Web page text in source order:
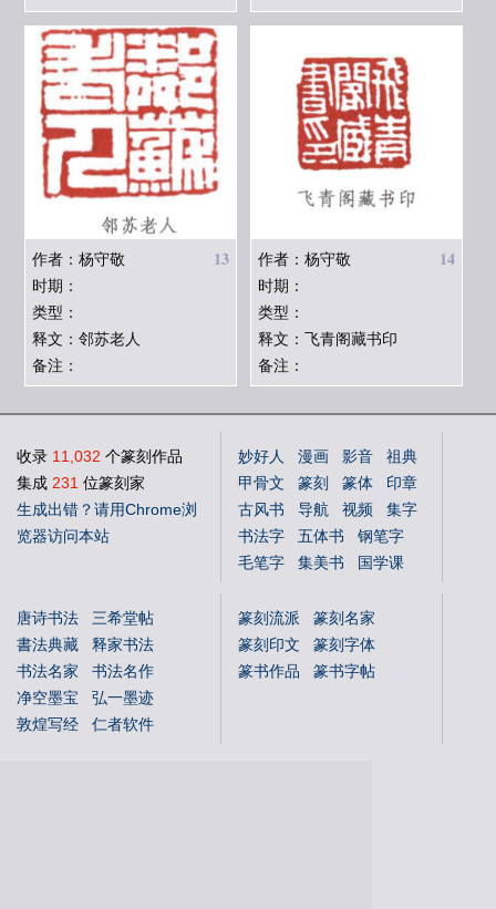
13
作者：杨守敬
时期：
类型：
释文：邻苏老人
备注：
14
作者：杨守敬
时期：
类型：
释文：飞青阁藏书印
备注：
收录 11,032 个篆刻作品
集成 231 位篆刻家
生成出错？请用Chrome浏
览器访问本站
妙好人 漫画 影音
祖典
甲骨文
篆刻 篆体
印章
古风书
导航 视频
集字
书法字
五体书
钢笔字
毛笔字
集美书
国学课
唐诗书法
三希堂帖
書法典藏
释家书法
书法名家
书法名作
净空墨宝
弘一墨迹
敦煌写经
仁者软件
篆刻流派
篆刻名家
篆刻印文
篆刻字体
篆书作品
篆书字帖